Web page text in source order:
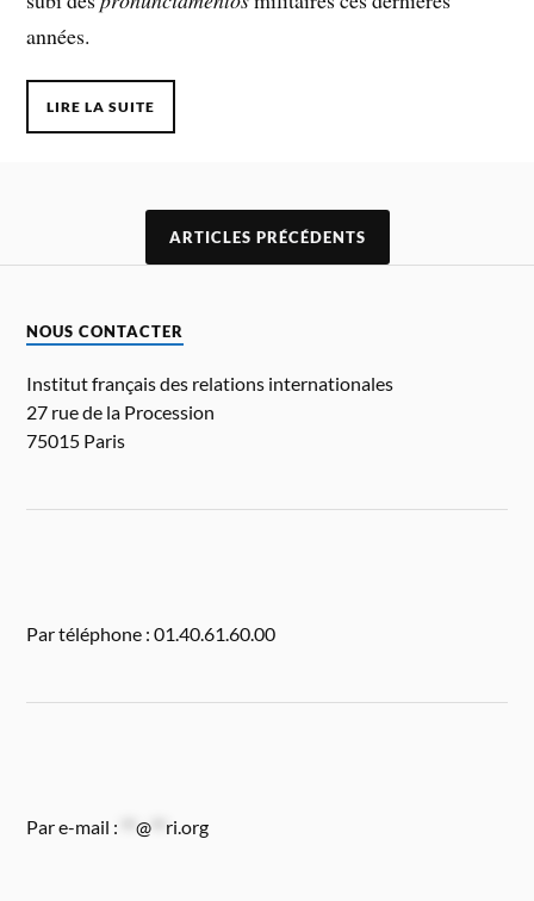
années.
LIRE LA SUITE
ARTICLES PRÉCÉDENTS
NOUS CONTACTER
Institut français des relations internationales
27 rue de la Procession
75015 Paris
Par téléphone : 01.40.61.60.00
Par e-mail : **@ ri.org